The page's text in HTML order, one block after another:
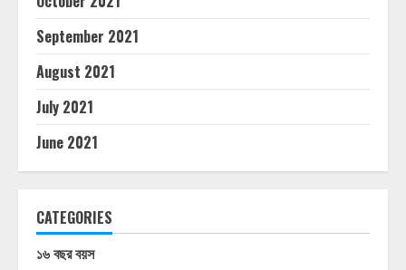
September 2021
August 2021
July 2021
June 2021
CATEGORIES
১৬ বছর বয়স